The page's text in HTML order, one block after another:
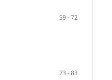
59 - 72
73 - 83